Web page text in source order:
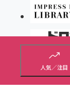
人気／注目